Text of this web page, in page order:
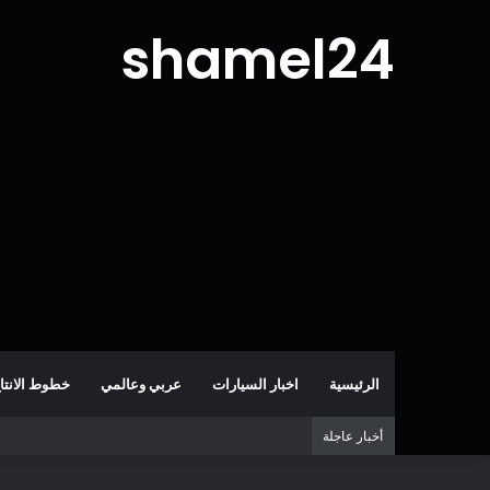
shamel24
الرئيسية اخبار السيارات عربي وعالمي خطوط
أخبار عاجلة